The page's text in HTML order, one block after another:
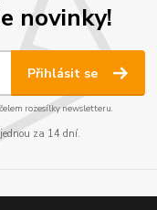
novinky!
Přihlásit se
rozesílky newsletteru.
za 14 dní.